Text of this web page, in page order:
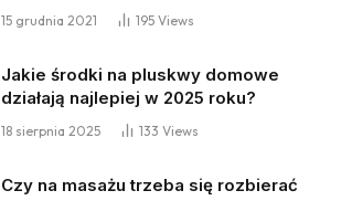
15 grudnia 2021 195 Views
Jakie środki na pluskwy domowe
działają najlepiej w 2025 roku?
18 sierpnia 2025 133 Views
Czy na masażu trzeba się rozbierać